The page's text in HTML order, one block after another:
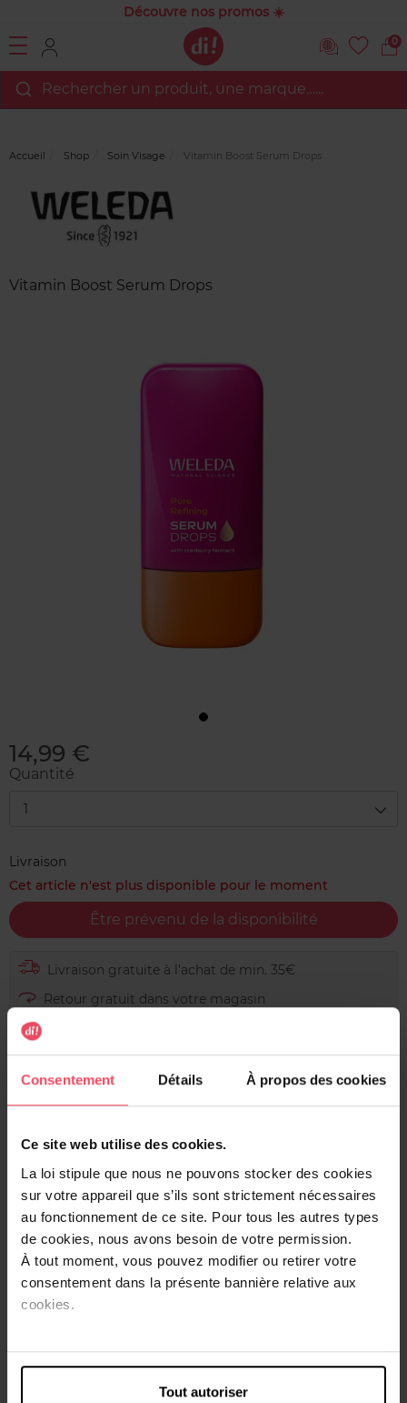
Consentement Détails À propos des cookies
Ce site web utilise des cookies.
La loi stipule que nous ne pouvons stocker des cookies
sur votre appareil que s’ils sont strictement nécessaires
au fonctionnement de ce site. Pour tous les autres types
de cookies, nous avons besoin de votre permission.
À tout moment, vous pouvez modifier ou retirer votre
consentement dans la présente bannière relative aux
cookies.
Tout autoriser
Découvre nos promos ☀️
0
Rechercher un produit, une marque…...
Accueil Shop Soin Visage Vitamin Boost Serum Drops
Vitamin Boost Serum Drops
14,99 €
Quantité
1
Livraison
Cet article n'est plus disponible pour le moment
Être prévenu de la disponibilité
Livraison gratuite à l'achat de min. 35€
Retour gratuit dans votre magasin
Expédition sous 24h
Description
Booster de vitamines. Booste la peau avec notre trio de
choc composé de vitamines C et E et de ferments de
cranberry. Pour une peau plus claire, plus lumineuse et
plus uniforme. Bonne tolérance cutanée testée sous
contrôle dermatologique.
Conseils d'utilisation
éclatante et un teint uniforme. Biologique et 100 %